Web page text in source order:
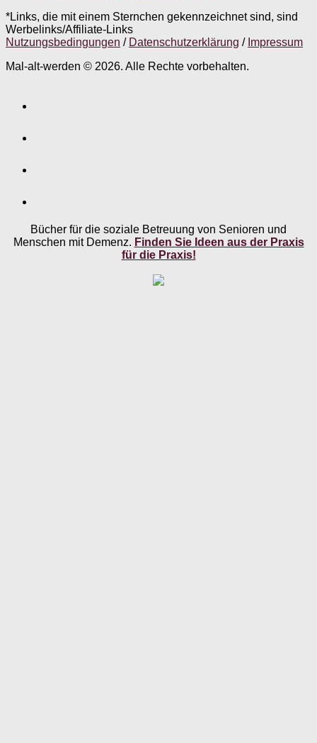
*Links, die mit einem Sternchen gekennzeichnet sind, sind
Werbelinks/Affiliate-Links
Nutzungsbedingungen / Datenschutzerklärung / Impressum
Mal-alt-werden © 2026. Alle Rechte vorbehalten.
Bücher für die soziale Betreuung von Senioren und
Menschen mit Demenz. Finden Sie Ideen aus der Praxis
für die Praxis!